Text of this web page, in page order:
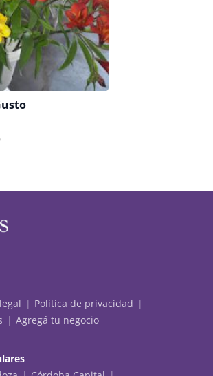
Política de privacidad
Agregá tu negocio